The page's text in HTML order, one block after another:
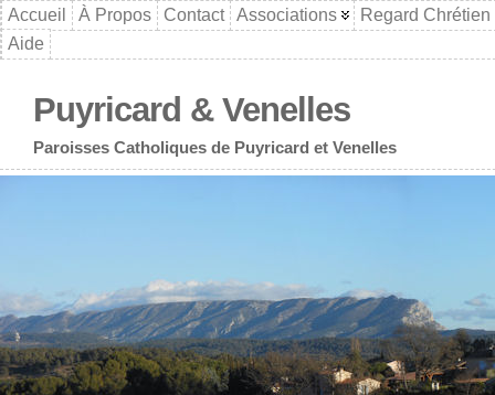
Accueil À Propos Contact Associations
Regard Chrétien
Aide
Puyricard & Venelles
Paroisses Catholiques de Puyricard et Venelles